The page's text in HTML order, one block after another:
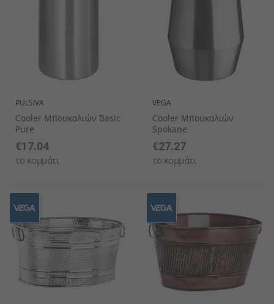
PULSIVA
Cooler Μπουκαλιών Basic
Pure
€17.04
το κομμάτι
VEGA
Cooler Μπουκαλιών
Spokane
€27.27
το κομμάτι